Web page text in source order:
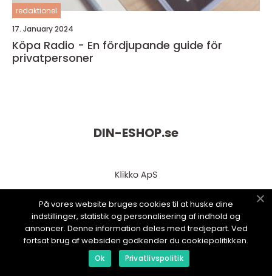
redaktionel
17. January 2024
Köpa Radio - En fördjupande guide för
privatpersoner
DIN-ESHOP.se
web:www.klikko.dk
På vores website bruges cookies til at huske dine
indstillinger, statistik og personalisering af indhold og
annoncer. Denne information deles med tredjepart. Ved
fortsat brug af websiden godkender du cookiepolitikken.
Ok Privatlivspolitik